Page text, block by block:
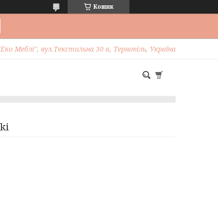
Кошик
Меблі", вул.Текстильна 30 а, Тернопіль, Україна